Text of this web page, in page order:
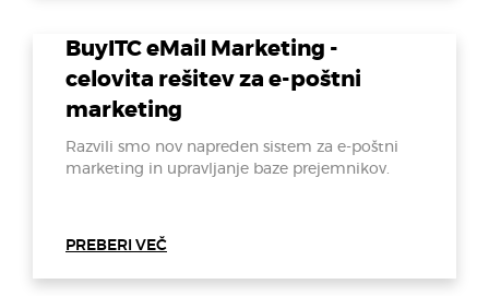
BuyITC eMail Marketing -
celovita rešitev za e-poštni
marketing
Razvili smo nov napreden sistem za e-poštni
marketing in upravljanje baze prejemnikov.
PREBERI VEČ